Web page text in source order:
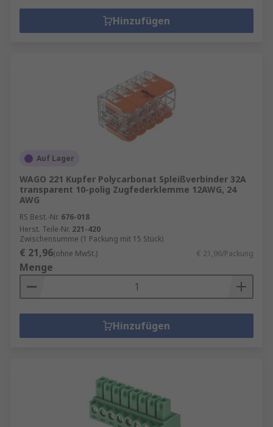
Hinzufügen
Auf Lager
WAGO 221 Kupfer Polycarbonat Spleißverbinder 32A
transparent 10-polig Zugfederklemme 12AWG, 24
AWG
RS Best.-Nr. 676-018
Herst. Teile-Nr. 221-420
Zwischensumme (1 Packung mit 15 Stück)
€ 21,96(ohne MwSt.) € 21,96/Packung
Menge
Hinzufügen